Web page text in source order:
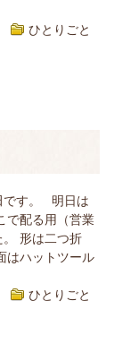
ひとりごと
です。 明日は
で配る用（営業
。 形は二つ折
はハットツール
ひとりごと